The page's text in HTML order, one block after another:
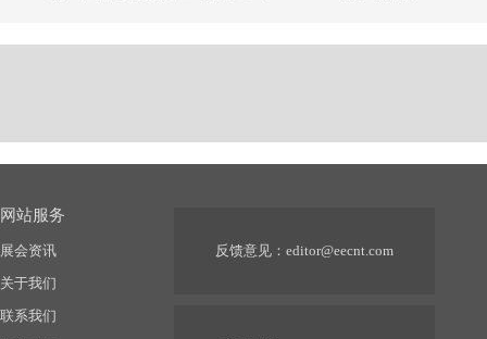
网站服务
展会资讯
关于我们
联系我们
反馈意见： editor@eecnt.com